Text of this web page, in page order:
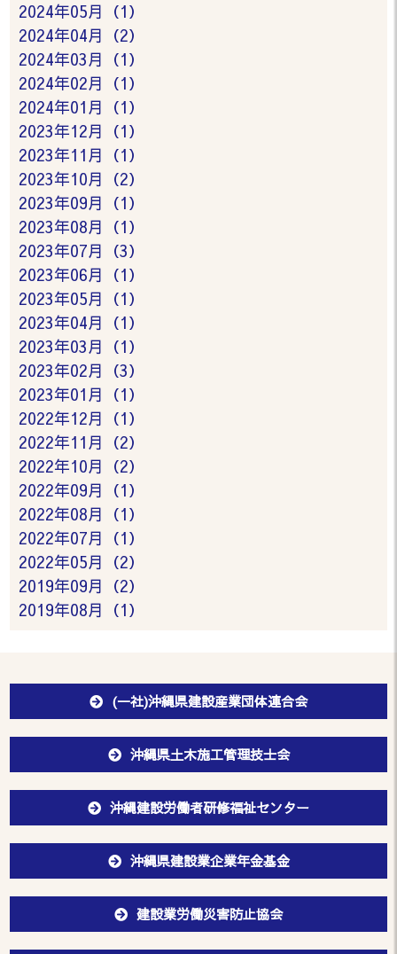
2024年05月（1）
2024年04月（2）
2024年03月（1）
2024年02月（1）
2024年01月（1）
2023年12月（1）
2023年11月（1）
2023年10月（2）
2023年09月（1）
2023年08月（1）
2023年07月（3）
2023年06月（1）
2023年05月（1）
2023年04月（1）
2023年03月（1）
2023年02月（3）
2023年01月（1）
2022年12月（1）
2022年11月（2）
2022年10月（2）
2022年09月（1）
2022年08月（1）
2022年07月（1）
2022年05月（2）
2019年09月（2）
2019年08月（1）
(一社)沖縄県建設産業団体連合会
沖縄県土木施工管理技士会
沖縄建設労働者研修福祉センター
沖縄県建設業企業年金基金
建設業労働災害防止協会